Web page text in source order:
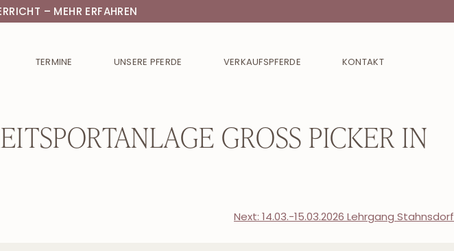
– MEHR ERFAHREN
TERMINE UNSERE PFERDE VERKAUFSPFERDE KONTAKT
GROSS PICKER IN D
Next: 14.03.-15.03.2026 Lehrgang Stahnsdorf